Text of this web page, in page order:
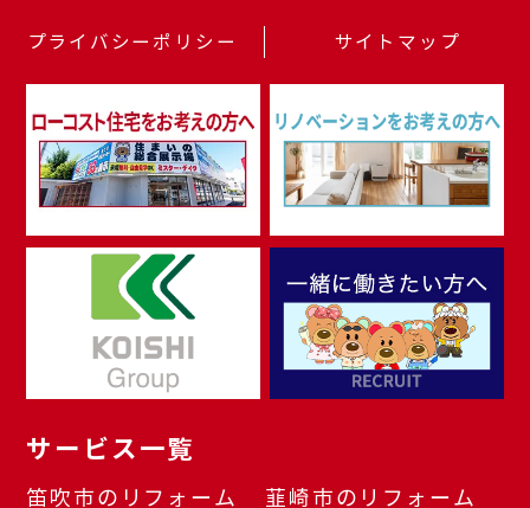
プライバシーポリシー サイトマップ
サービス一覧
笛吹市のリフォーム 韮崎市のリフォーム